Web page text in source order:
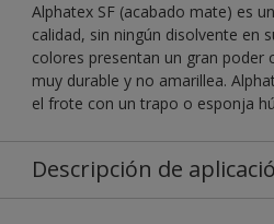
Alphatex SF (acabado mate) es
calidad, sin ningún disolvente en
colores presentan un gran poder
muy durable y no amarillea.
el frote con un trapo o esponja
Descripción de